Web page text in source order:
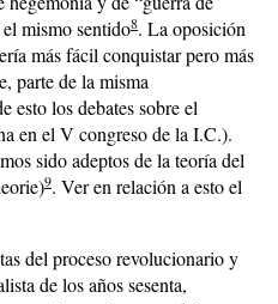
mismo sentido8. La oposición
más fácil conquistar pero más
parte de la misma
esto los debates sobre el
en el V congreso de la I.C.).
sido adeptos de la teoría del
9. Ver en relación a esto el
del proceso revolucionario y
de los años sesenta,